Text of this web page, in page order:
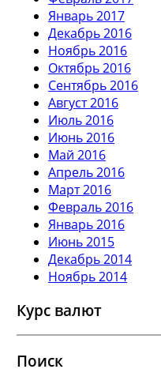
Январь 2017
Декабрь 2016
Ноябрь 2016
Октябрь 2016
Сентябрь 2016
Август 2016
Июль 2016
Июнь 2016
Май 2016
Апрель 2016
Март 2016
Февраль 2016
Январь 2016
Июнь 2015
Декабрь 2014
Ноябрь 2014
Курс валют
Поиск